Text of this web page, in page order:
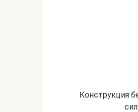
Конструкция